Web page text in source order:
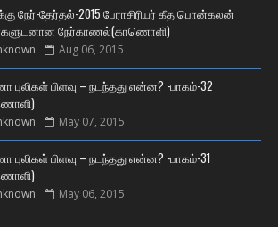
நேர்-தேர்தல்-2015 பேராசிரியர் கீத பொன்கலன்
நேர்காணல்(காணொளி)
Aug 06, 2015
புலிகள் பிளவு – நடந்தது என்ன? -பாகம்-32
May 07, 2015
புலிகள் பிளவு – நடந்தது என்ன? -பாகம்-31
May 06, 2015